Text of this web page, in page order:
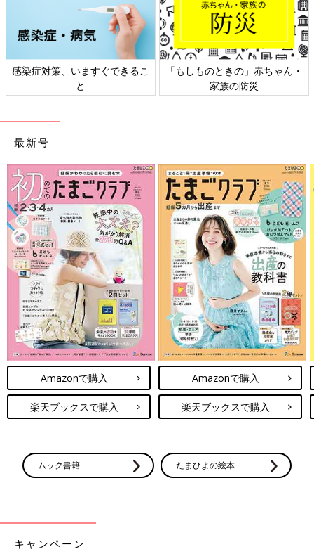
日本外来小児科学会リーフレッ
ト検討会
六星占術 細木かおりさんの人生
相談
最新号
Amazonで購入
楽天ブックスで購入
Amazonで購入
楽天ブックスで購入
ムック書籍 たまひよの絵本
キャンペーン